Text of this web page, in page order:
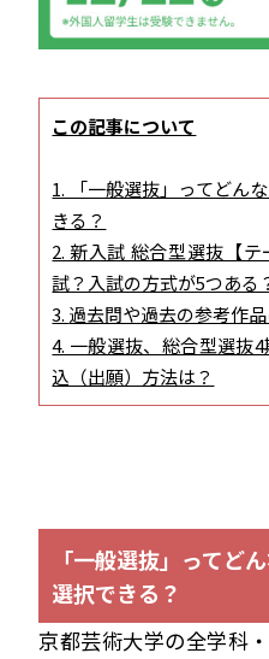
この記事について
1. 「一般選抜」ってどん
きる？
2. 新入試 総合型選抜【
試？入試の方式が5つある
3. 過去問や過去の参考作
4. 一般選抜、総合型選抜
込（出願）方法は？
「一般選抜」ってど
選択できる？
京都芸術大学の全学科